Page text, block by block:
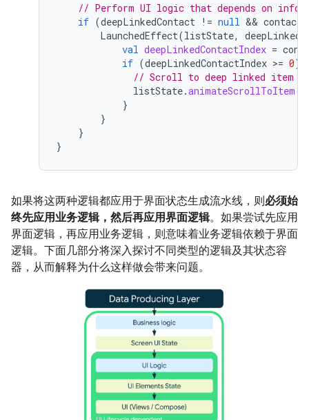
// Perform UI logic that depends on
if (deepLinkedContact != null && contacts
LaunchedEffect(listState,
val deepLinkedContactIndex =
if (deepLinkedContactIndex >= 0)
// Scroll to deep linked item
listState.animateScrollToItem(
}
}
}
}
如果将这两种逻辑都应用于界面状态生成流水线，则必须始
终先应用业务逻辑，然后再应用界面逻辑。如果尝试先应用
界面逻辑，再应用业务逻辑，则意味着业务逻辑依赖于界面
逻辑。下面几部分将深入探讨不同类型的逻辑及其状态容
器，从而解释为什么这样做会带来问题。